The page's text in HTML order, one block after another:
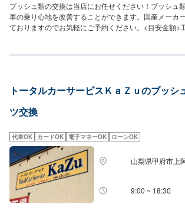
ブッシュ類の交換は当店にお任せください！ブッシュ
車の乗り心地を改善することができます。国産メーカ
ておりますのでお気軽にご予約ください。<目安金額>
い！二級整備士が1名、三級整備士が2名おります。電
任せください！
トータルカーサービスＫａＺｕのブッシ
ツ交換
代車OK カードOK 電子マネーOK ローンOK
山梨県甲府市上
9:00 ~ 18:30